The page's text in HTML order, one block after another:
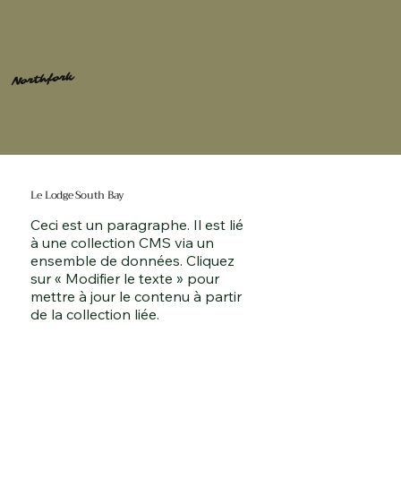
Northfork
Le Lodge South Bay
Ceci est un paragraphe. Il est lié
à une collection CMS via un
ensemble de données. Cliquez
sur « Modifier le texte » pour
mettre à jour le contenu à partir
de la collection liée.